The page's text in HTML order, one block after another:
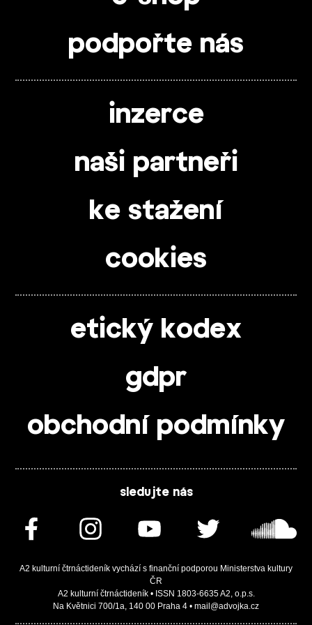
podpořte nás
inzerce
naši partneři
ke stažení
cookies
etický kodex
gdpr
obchodní podmínky
sledujte nás
A2 kulturní čtrnáctideník vychází s finanční podporou Ministerstva kultury
ČR
A2 kulturní čtrnáctideník • ISSN 1803-6635 A2, o.p.s.
Na Květnici 700/1a, 140 00 Praha 4 • mail@advojka.cz